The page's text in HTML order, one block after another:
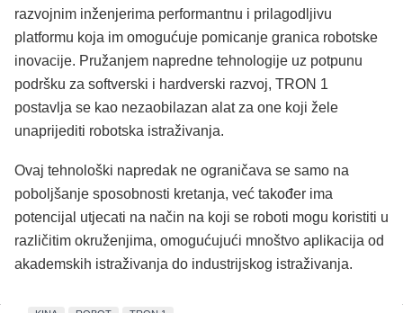
razvojnim inženjerima performantnu i prilagodljivu
platformu koja im omogućuje pomicanje granica robotske
inovacije. Pružanjem napredne tehnologije uz potpunu
podršku za softverski i hardverski razvoj, TRON 1
postavlja se kao nezaobilazan alat za one koji žele
unaprijediti robotska istraživanja.
Ovaj tehnološki napredak ne ograničava se samo na
poboljšanje sposobnosti kretanja, već također ima
potencijal utjecati na način na koji se roboti mogu koristiti u
različitim okruženjima, omogućujući mnoštvo aplikacija od
akademskih istraživanja do industrijskog istraživanja.